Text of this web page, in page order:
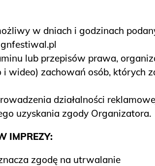
w dniach i godzinach
lub przepisów prawa,
wideo) zachowań osób, których
działalności
uzyskania zgody Organizatora.
IMPREZY:
zgodę na utrwalanie